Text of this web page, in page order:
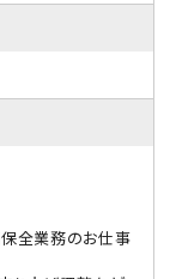
全業務のお仕事